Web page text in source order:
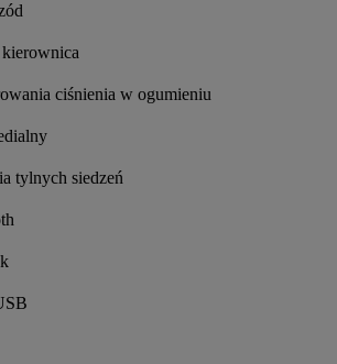
ciśnienia w ogumieniu
tylnych siedzeń